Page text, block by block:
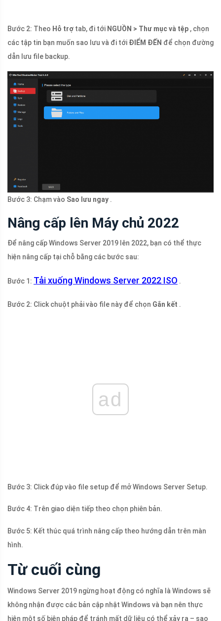
Bước 2: Theo Hỗ trợ tab, đi tới NGUỒN > Thư mục và tệp , chọn
các tập tin bạn muốn sao lưu và đi tới ĐIỂM ĐẾN để chọn đường
dẫn lưu file backup.
Bước 3: Chạm vào Sao lưu ngay .
Nâng cấp lên Máy chủ 2022
Để nâng cấp Windows Server 2019 lên 2022, bạn có thể thực
hiện nâng cấp tại chỗ bằng các bước sau:
Bước 1: Tải xuống Windows Server 2022 ISO .
Bước 2: Click chuột phải vào file này để chọn Gắn kết .
ad
Bước 3: Click đúp vào file setup để mở Windows Server Setup.
Bước 4: Trên giao diện tiếp theo chọn phiên bản.
Bước 5: Kết thúc quá trình nâng cấp theo hướng dẫn trên màn
hình.
Từ cuối cùng
Windows Server 2019 ngừng hoạt động có nghĩa là Windows sẽ
không nhận được các bản cập nhật Windows và bạn nên thực
hiện một số biện pháp để tránh mất dữ liệu có thể xảy ra – sao